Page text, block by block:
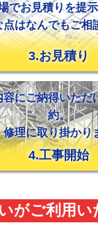
でお見積りを提
点はなんでもご相
3.お見積り
容にご納得いただ
約。
修理に取り掛かり
4.工事開始
がご利用